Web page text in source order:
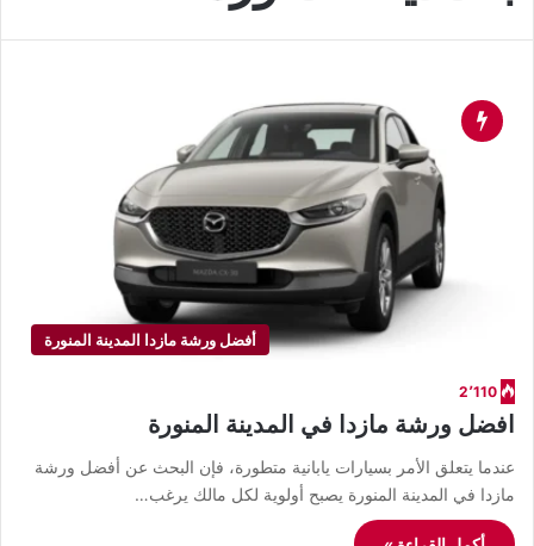
أفضل ورشة مازدا المدينة المنورة
2٬110
افضل ورشة مازدا في المدينة المنورة
عندما يتعلق الأمر بسيارات يابانية متطورة، فإن البحث عن أفضل ورشة
مازدا في المدينة المنورة يصبح أولوية لكل مالك يرغب…